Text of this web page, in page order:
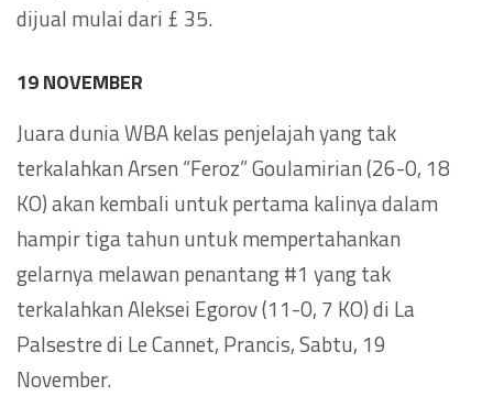
dijual mulai dari £ 35.
19 NOVEMBER
Juara dunia WBA kelas penjelajah yang tak
terkalahkan Arsen “Feroz” Goulamirian (26-0, 18
KO) akan kembali untuk pertama kalinya dalam
hampir tiga tahun untuk mempertahankan
gelarnya melawan penantang #1 yang tak
terkalahkan Aleksei Egorov (11-0, 7 KO) di La
Palsestre di Le Cannet, Prancis, Sabtu, 19
November.